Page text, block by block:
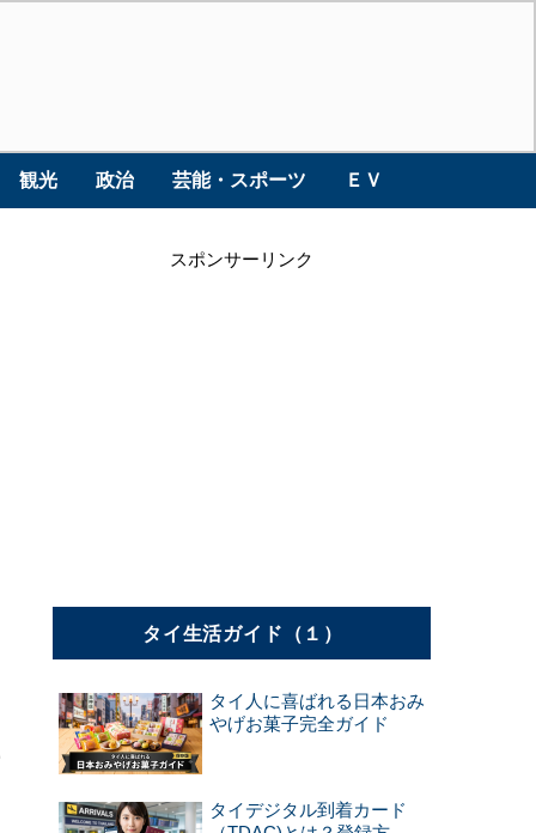
観光 政治 芸能・スポーツ ＥＶ
スポンサーリンク
タイ生活ガイド（１）
タイ人に喜ばれる日本おみ
やげお菓子完全ガイド
タイデジタル到着カード